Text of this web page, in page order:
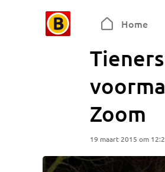
Home
Zoom
19 maart 2015 om